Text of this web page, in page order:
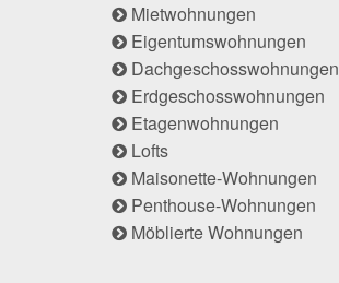
Mietwohnungen
Eigentumswohnungen
Dachgeschosswohnungen
Erdgeschosswohnungen
Etagenwohnungen
Lofts
Maisonette-Wohnungen
Penthouse-Wohnungen
Möblierte Wohnungen